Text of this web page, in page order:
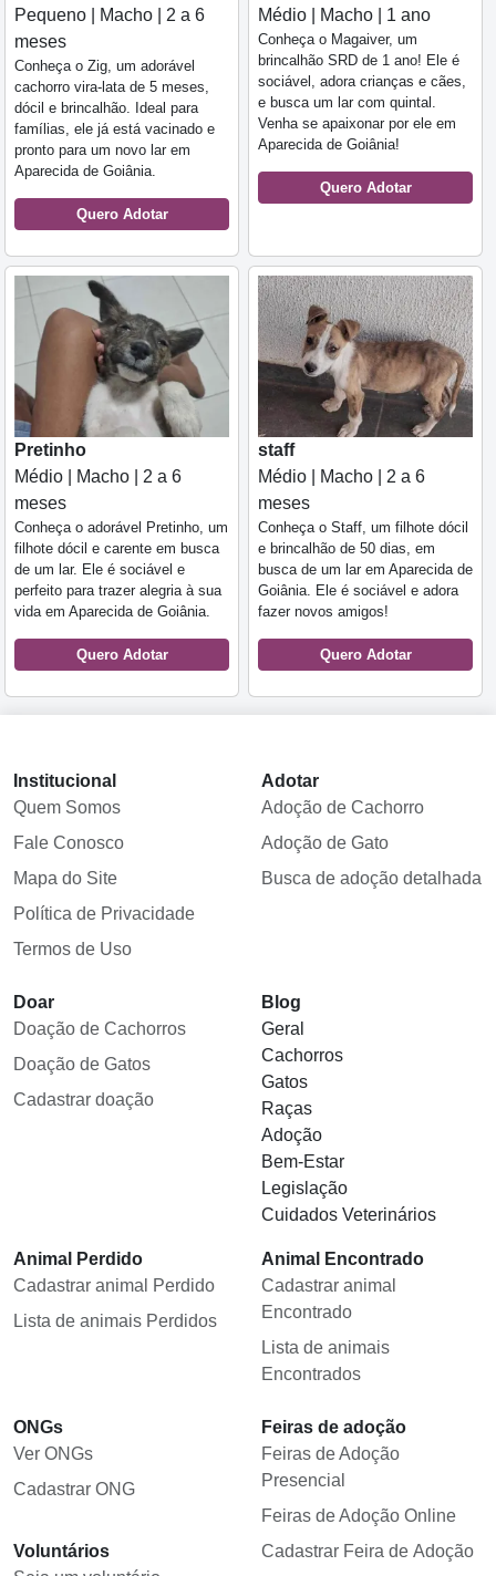
Pequeno | Macho | 2 a 6
meses
Conheça o Zig, um adorável
cachorro vira-lata de 5 meses,
dócil e brincalhão. Ideal para
famílias, ele já está vacinado e
pronto para um novo lar em
Aparecida de Goiânia.
Quero Adotar
Médio | Macho | 1 ano
Conheça o Magaiver, um
brincalhão SRD de 1 ano! Ele é
sociável, adora crianças e cães,
e busca um lar com quintal.
Venha se apaixonar por ele em
Aparecida de Goiânia!
Quero Adotar
Pretinho
Médio | Macho | 2 a 6
meses
Conheça o adorável Pretinho, um
filhote dócil e carente em busca
de um lar. Ele é sociável e
perfeito para trazer alegria à sua
vida em Aparecida de Goiânia.
Quero Adotar
staff
Médio | Macho | 2 a 6
meses
Conheça o Staff, um filhote dócil
e brincalhão de 50 dias, em
busca de um lar em Aparecida de
Goiânia. Ele é sociável e adora
fazer novos amigos!
Quero Adotar
Institucional
Quem Somos
Fale Conosco
Mapa do Site
Política de Privacidade
Termos de Uso
Adotar
Adoção de Cachorro
Adoção de Gato
Busca de adoção detalhada
Doar
Doação de Cachorros
Doação de Gatos
Cadastrar doação
Blog
Geral
Cachorros
Gatos
Raças
Adoção
Bem-Estar
Legislação
Cuidados Veterinários
Animal Perdido
Cadastrar animal Perdido
Lista de animais Perdidos
Animal Encontrado
Cadastrar animal
Encontrado
Lista de animais
Encontrados
ONGs
Ver ONGs
Cadastrar ONG
Voluntários
Feiras de adoção
Feiras de Adoção
Presencial
Feiras de Adoção Online
Cadastrar Feira de Adoção